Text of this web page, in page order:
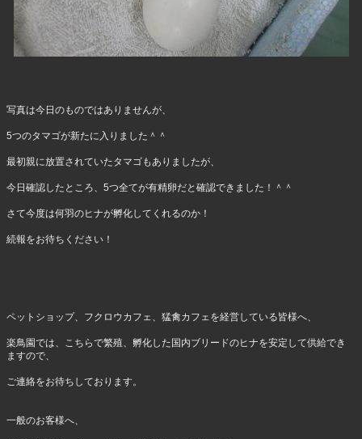
写真は今日のものではありませんが、
5つのタマゴが新たに入りました＾＾
最初親に放置されていたタマゴもありましたが、
今日確認したところ、5つ全てが有精卵だと確認できました！＾＾
さて今度は何羽のヒナが孵化してくれるのか！
続報をお待ちください！
ペットショップ、フクロウカフェ、猛禽カフェを経営している皆様へ、
楽鳥園では、こちらで繁殖、孵化した国内ブリードのヒナを安定して供給でき
ますので、
ご連絡をお待ちしております。
一般のお客様へ、